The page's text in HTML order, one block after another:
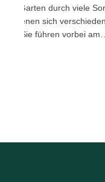
Garten durch viele
denen sich
Sie führen vorbei am…